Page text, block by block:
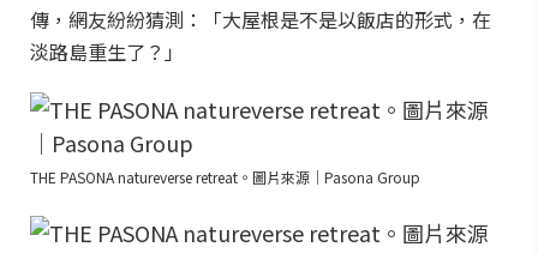
傳，網友紛紛猜測：「大屋根是不是以飯店的形式，在
淡路島重生了？」
THE PASONA natureverse retreat。圖片來源｜Pasona Group